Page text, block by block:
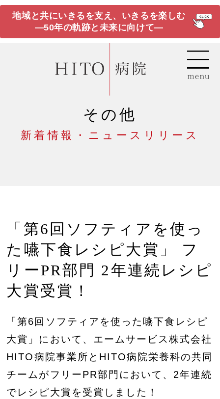
地域と共にいきるを支え、いきるを楽しむ
―50年の軌跡と未来に向けて―
その他
新着情報・ニュースリリース
「第6回ソフティアを使っ
た嚥下食レシピ大賞」 フ
リーPR部門 2年連続レシピ
大賞受賞！
「第6回ソフティアを使った嚥下食レシピ
大賞」において、エームサービス株式会社
HITO病院事業所とHITO病院栄養科の共同
チームがフリーPR部門において、2年連続
でレシピ大賞を受賞しました！